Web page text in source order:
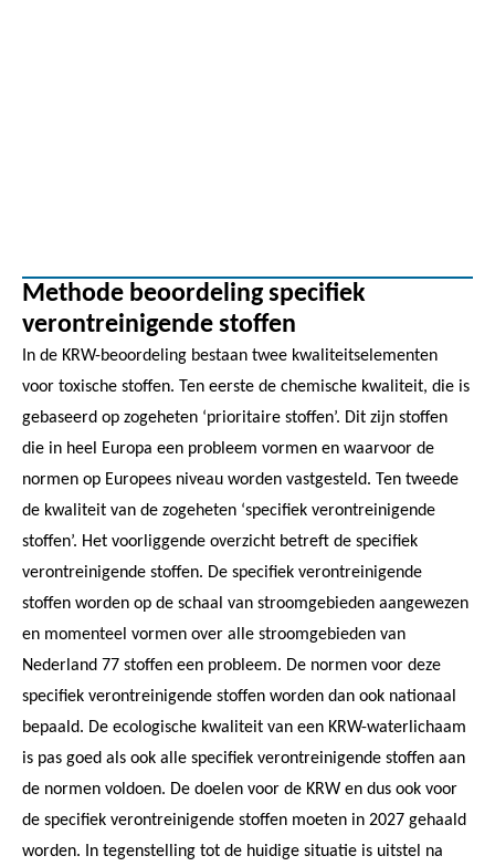
Methode beoordeling specifiek
verontreinigende stoffen
In de KRW-beoordeling bestaan twee kwaliteitselementen
voor toxische stoffen. Ten eerste de chemische kwaliteit, die is
gebaseerd op zogeheten ‘prioritaire stoffen’. Dit zijn stoffen
die in heel Europa een probleem vormen en waarvoor de
normen op Europees niveau worden vastgesteld. Ten tweede
de kwaliteit van de zogeheten ‘specifiek verontreinigende
stoffen’. Het voorliggende overzicht betreft de specifiek
verontreinigende stoffen. De specifiek verontreinigende
stoffen worden op de schaal van stroomgebieden aangewezen
en momenteel vormen over alle stroomgebieden van
Nederland 77 stoffen een probleem. De normen voor deze
specifiek verontreinigende stoffen worden dan ook nationaal
bepaald. De ecologische kwaliteit van een KRW-waterlichaam
is pas goed als ook alle specifiek verontreinigende stoffen aan
de normen voldoen. De doelen voor de KRW en dus ook voor
de specifiek verontreinigende stoffen moeten in 2027 gehaald
worden. In tegenstelling tot de huidige situatie is uitstel na